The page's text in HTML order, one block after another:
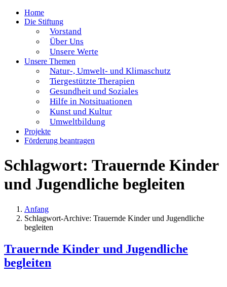
Home
Die Stiftung
Vorstand
Über Uns
Unsere Werte
Unsere Themen
Natur-, Umwelt- und Klimaschutz
Tiergestützte Therapien
Gesundheit und Soziales
Hilfe in Notsituationen
Kunst und Kultur
Umweltbildung
Projekte
Förderung beantragen
Schlagwort: Trauernde Kinder
und Jugendliche begleiten
Anfang
Schlagwort-Archive: Trauernde Kinder und Jugendliche
begleiten
Trauernde Kinder und Jugendliche
begleiten